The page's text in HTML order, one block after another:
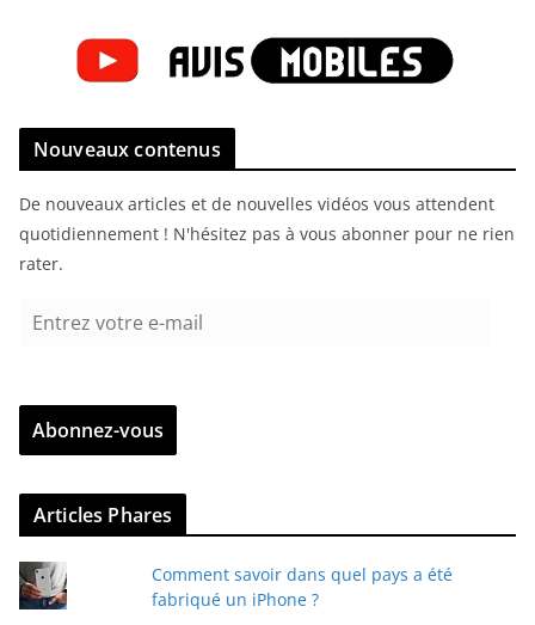
Nouveaux contenus
De nouveaux articles et de nouvelles vidéos vous attendent
quotidiennement ! N'hésitez pas à vous abonner pour ne rien
rater.
r
z
v
r
e
Abonnez-vous
Articles Phares
Comment savoir dans quel pays a été
fabriqué un iPhone ?